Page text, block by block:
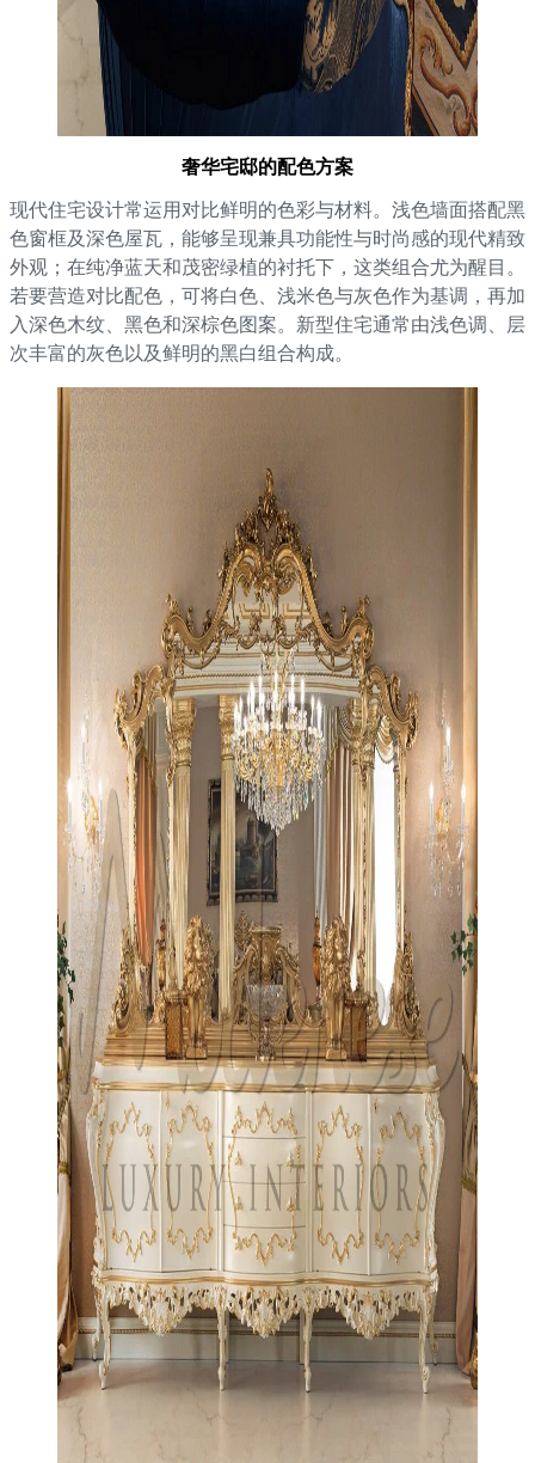
奢华宅邸的配色方案
现代住宅设计常运用对比鲜明的色彩与材料。浅色墙面搭配黑
色窗框及深色屋瓦，能够呈现兼具功能性与时尚感的现代精致
外观；在纯净蓝天和茂密绿植的衬托下，这类组合尤为醒目。
若要营造对比配色，可将白色、浅米色与灰色作为基调，再加
入深色木纹、黑色和深棕色图案。新型住宅通常由浅色调、层
次丰富的灰色以及鲜明的黑白组合构成。